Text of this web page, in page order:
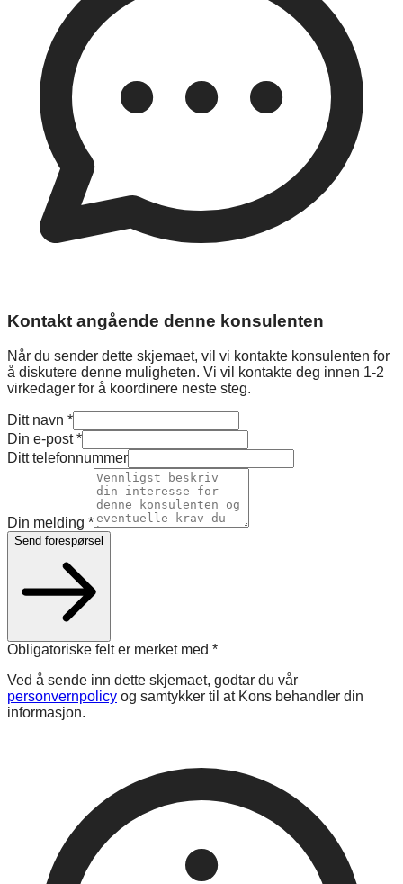
Kontakt angående denne konsulenten
Når du sender dette skjemaet, vil vi kontakte konsulenten for
å diskutere denne muligheten. Vi vil kontakte deg innen 1-2
virkedager for å koordinere neste steg.
Ditt navn *
Din e-post*
Ditt telefonnummer
Din melding *
Send forespørsel
Obligatoriske felt er merket med *
Ved å sende inn dette skjemaet, godtar du vår
personvernpolicy og samtykker til at Kons behandler din
informasjon.